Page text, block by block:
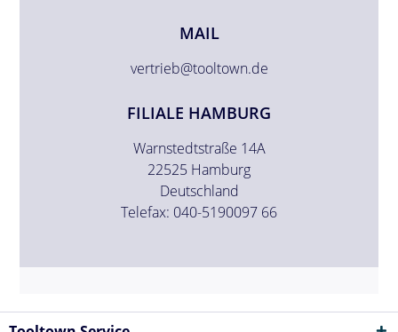
MAIL
vertrieb@tooltown.de
FILIALE HAMBURG
Warnstedtstraße 14A
22525 Hamburg
Deutschland
Telefax: 040-5190097 66